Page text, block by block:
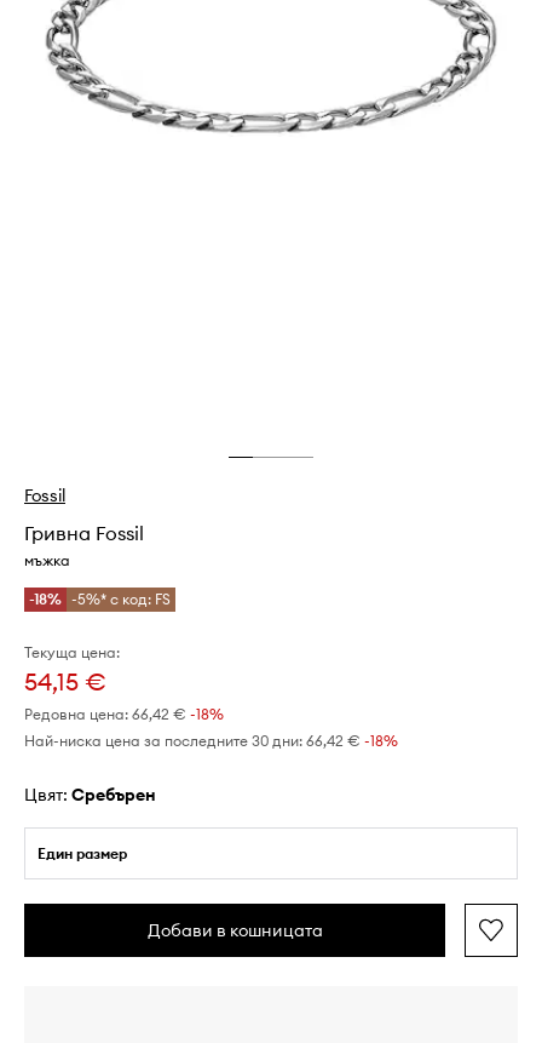
Fossil
Гривна Fossil
мъжка
-18% -5%* с код: FS
Текуща цена:
54,15 €
Редовна цена: 66,42 € -18%
Най-ниска цена за последните 30 дни: 66,42 € -18%
Цвят: сребърен
Един размер
Добави в кошницата